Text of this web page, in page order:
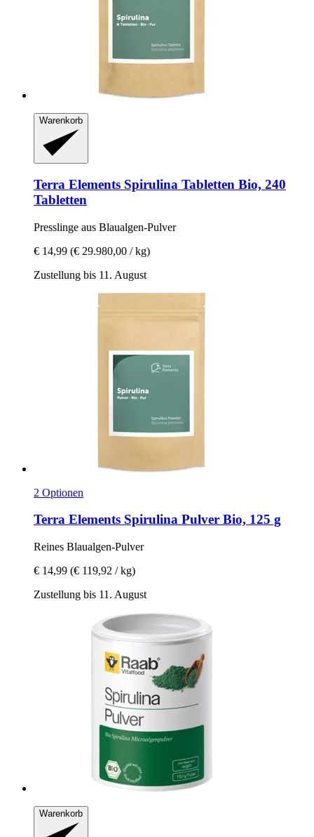
Warenkorb
Terra Elements Spirulina Tabletten Bio, 240
Tabletten
Presslinge aus Blaualgen-​Pulver
€ 14,99 (€ 29.980,00 / kg)
Zustellung bis 11. August
2 Optionen
Terra Elements Spirulina Pulver Bio, 125 g
Reines Blaualgen-​Pulver
€ 14,99 (€ 119,92 / kg)
Zustellung bis 11. August
Warenkorb